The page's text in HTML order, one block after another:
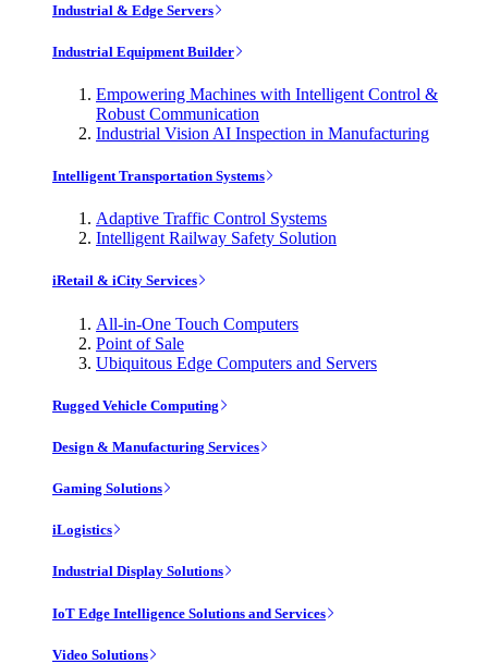
Industrial & Edge Servers
Industrial Equipment Builder
Empowering Machines with Intelligent Control &
Robust Communication
Industrial Vision AI Inspection in Manufacturing
Intelligent Transportation Systems
Adaptive Traffic Control Systems
Intelligent Railway Safety Solution
iRetail & iCity Services
All-in-One Touch Computers
Point of Sale
Ubiquitous Edge Computers and Servers
Rugged Vehicle Computing
Design & Manufacturing Services
Gaming Solutions
iLogistics
Industrial Display Solutions
IoT Edge Intelligence Solutions and Services
Video Solutions